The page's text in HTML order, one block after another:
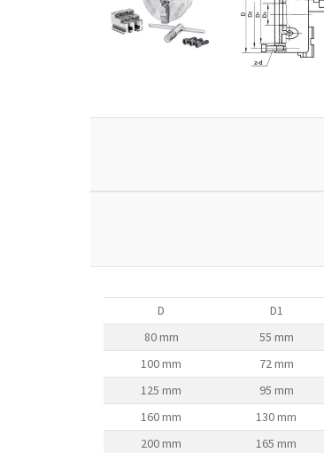
D D1
80 mm
55 mm
100 mm
72 mm
125 mm
95 mm
160 mm
130 mm
200 mm
165 mm